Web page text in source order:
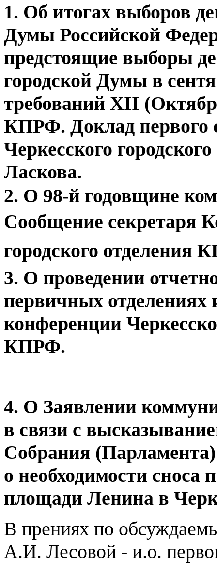
1. Об итогах выборов
Думы Российской
предстоящие выборы
городской Думы в
требований XII
КПРФ. Доклад первого
Черкесского
Ласкова.
2. О 98-й годовщине
Сообщение секретаря
городского
3. О проведении
первичных отделениях
конференции
КПРФ.
4. О Заявлении
в связи с
Собрания
о необходимости
площади Ленина в
В прениях по
А.И. Лесовой - и.о.